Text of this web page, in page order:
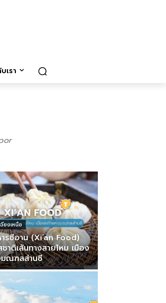
เรา
ยงเหนือ
รซีอาน (Xi’an Food)
าติเส้นทางสายไหม เมือง
มณฑลส่านซี